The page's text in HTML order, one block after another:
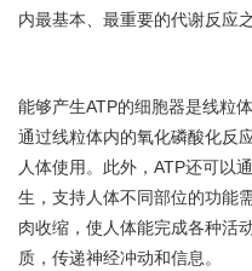
内最基本、最重要的代谢反应之
能够产生ATP的细胞器是线粒
通过线粒体内的氧化磷酸化反
人体使用。此外，ATP还可以
生，支持人体不同部位的功能
肉收缩，使人体能完成各种活
质，传递神经冲动和信息。